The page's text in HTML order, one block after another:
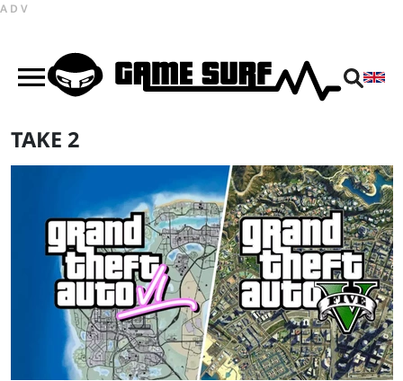
ADV
TAKE 2